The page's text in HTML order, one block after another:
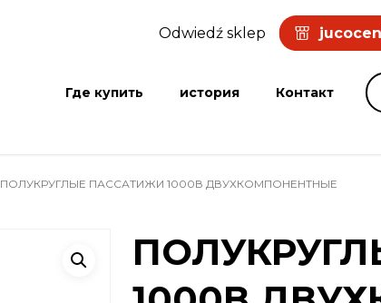
Odwiedź sklep
Где купить история Контакт
ПОЛУКРУГЛЫЕ ПАССАТИЖИ 1000В ДВУХКОМПОНЕНТНЫЕ